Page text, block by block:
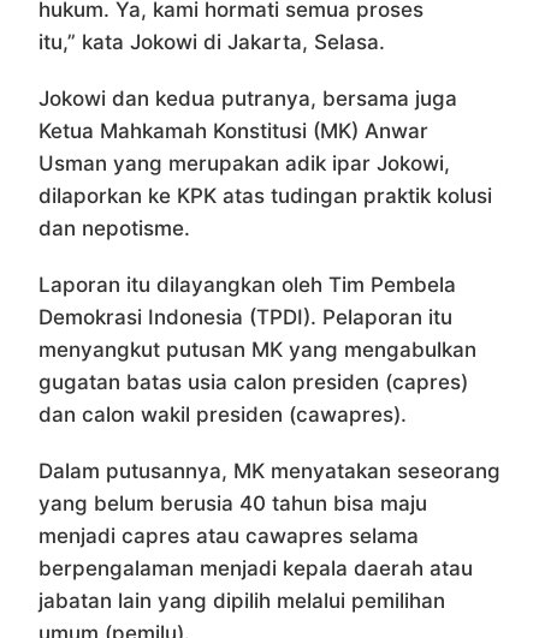
hukum. Ya, kami hormati semua proses
itu,” kata Jokowi di Jakarta, Selasa.
Jokowi dan kedua putranya, bersama juga
Ketua Mahkamah Konstitusi (MK) Anwar
Usman yang merupakan adik ipar Jokowi,
dilaporkan ke KPK atas tudingan praktik kolusi
dan nepotisme.
Laporan itu dilayangkan oleh Tim Pembela
Demokrasi Indonesia (TPDI). Pelaporan itu
menyangkut putusan MK yang mengabulkan
gugatan batas usia calon presiden (capres)
dan calon wakil presiden (cawapres).
Dalam putusannya, MK menyatakan seseorang
yang belum berusia 40 tahun bisa maju
menjadi capres atau cawapres selama
berpengalaman menjadi kepala daerah atau
jabatan lain yang dipilih melalui pemilihan
umum (pemilu).